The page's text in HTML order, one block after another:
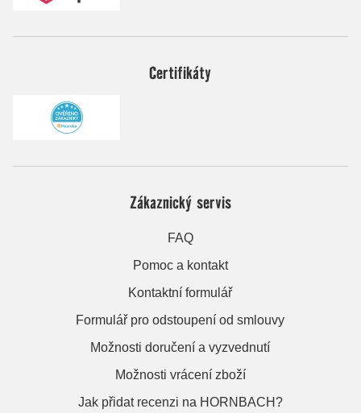
Certifikáty
Zákaznický servis
FAQ
Pomoc a kontakt
Kontaktní formulář
Formulář pro odstoupení od smlouvy
Možnosti doručení a vyzvednutí
Možnosti vrácení zboží
Jak přidat recenzi na HORNBACH?